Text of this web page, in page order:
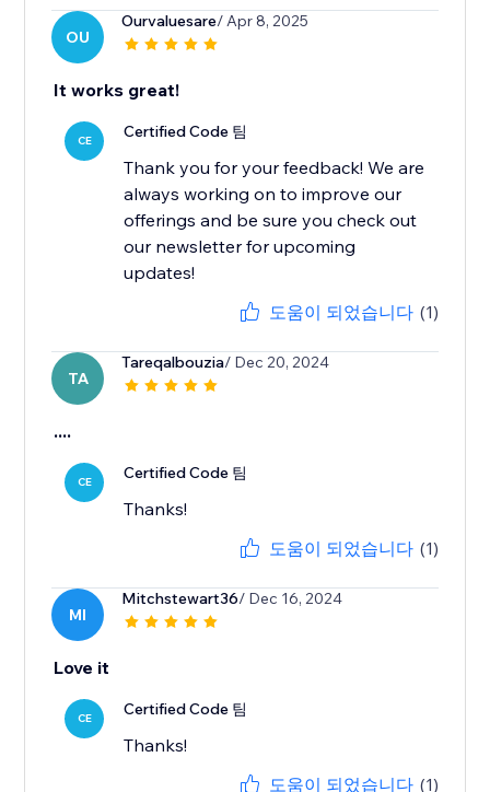
OU
Ourvaluesare/ Apr 8, 2025
It works great!
CE Certified Code 팀
Thank you for your feedback! We are
always working on to improve our
offerings and be sure you check out
our newsletter for upcoming
updates!
도움이 되었습니다 (1)
TA
Tareqalbouzia/ Dec 20, 2024
....
CE Certified Code 팀
Thanks!
도움이 되었습니다 (1)
MI
Mitchstewart36/ Dec 16, 2024
Love it
CE Certified Code 팀
Thanks!
도움이 되었습니다 (1)